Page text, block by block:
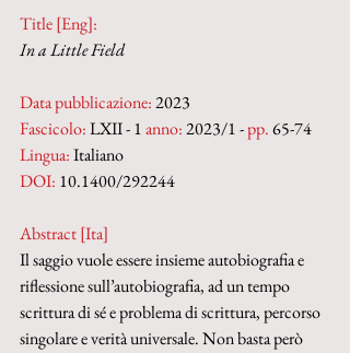
Title [Eng]:
In a Little Field
Data pubblicazione: 2023
Fascicolo: LXII - 1 anno: 2023/1 - pp. 65-74
Lingua: Italiano
DOI: 10.1400/292244
Abstract [Ita]
Il saggio vuole essere insieme autobiografia e
riflessione sull’autobiografia, ad un tempo
scrittura di sé e problema di scrittura, percorso
singolare e verità universale. Non basta però